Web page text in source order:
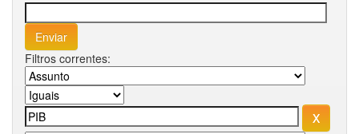
Filtros correntes: